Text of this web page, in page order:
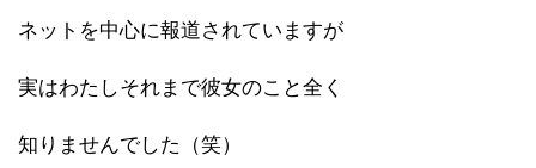
ネットを中心に報道されていますが
実はわたしそれまで彼女のこと全く
知りませんでした（笑）